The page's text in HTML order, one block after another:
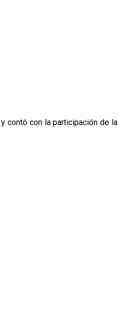
contó con la participación de la